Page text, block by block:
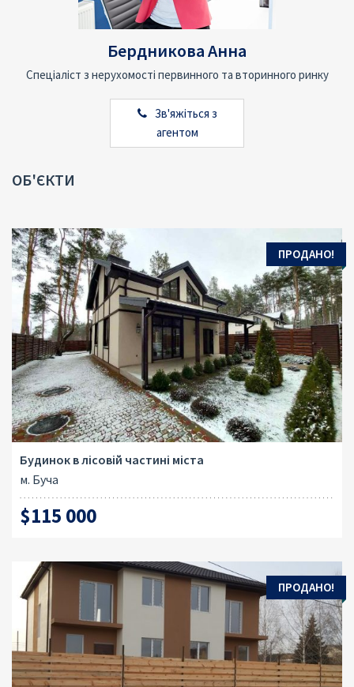
Бердникова Анна
Спеціаліст з нерухомості первинного та вторинного ринку
Зв'яжіться з
агентом
ОБ'ЄКТИ
ПРОДАНО!
Будинок в лісовій частині міста
м. Буча
$115 000
ПРОДАНО!